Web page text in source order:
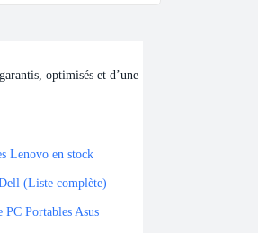
optimisés et d’une
Lenovo en stock
(Liste complète)
PC Portables Asus